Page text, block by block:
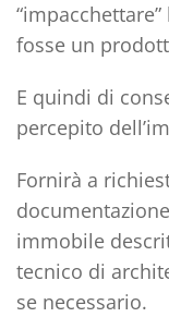
fosse un
E quindi di
percepito
Fornirà a
immobile
tecnico di
se necessario.